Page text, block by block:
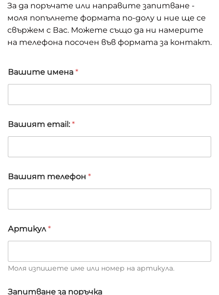
За да поръчате или направите запитване -
моля попълнете формата по-долу и ние ще се
свържем с Вас. Можете също да ни намерите
на телефона посочен във формата за контакт.
Вашите имена *
Вашият email: *
Вашият телефон *
m
a
:
Артикул *
Моля изпишете име или номер на артикула.
Запитване за поръчка